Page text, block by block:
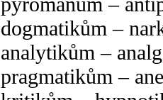
dogmatikům –
analytikům –
pragmatikům –